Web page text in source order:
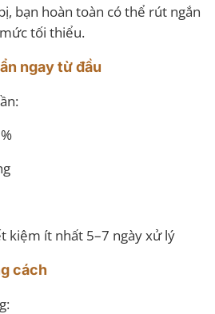
bạn hoàn toàn có thể rút ngắn
tối thiểu.
ngay từ đầu
kiệm ít nhất 5–7 ngày xử lý
cách